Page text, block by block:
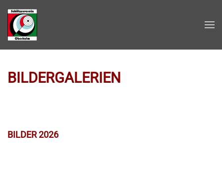
Zum Hauptinhalt springen
BILDERGALERIEN
BILDER 2026